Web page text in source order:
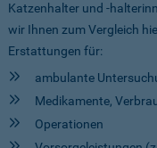
Katzenhalter und -
wir Ihnen zum Vergleich
Erstattungen für:
ambulante
Medikamente,
Operationen